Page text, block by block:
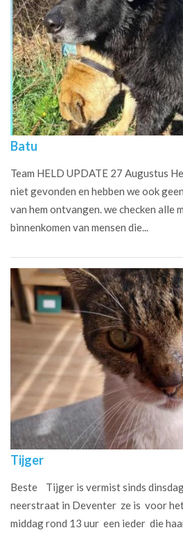
Batu
Team HELD UPDATE 27 Augustus
niet gevonden en hebben we ook
van hem ontvangen. we checken alle
binnenkomen van mensen die...
Tijger
Beste Tijger is vermist sinds
neerstraat in Deventer ze is voor
middag rond 13 uur een ieder die